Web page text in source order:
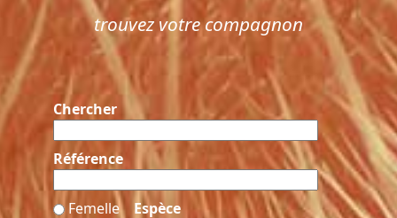
trouvez votre compagnon
Chercher
Référence
Femelle
Espèce